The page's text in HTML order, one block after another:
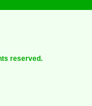
reserved.